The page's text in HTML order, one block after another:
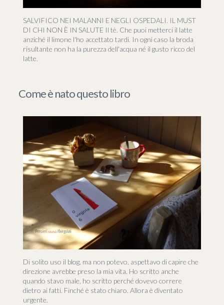
SALVIFICO NEI MALANNI E NEGLI OSPEDALI. IL MUST
DI CHI NON È IN SALUTE Il tè. Che puoi metterci il latte
anziché il limone l'ho accettato tardi. In ogni caso la broda
risultante non ha la purezza dell'acqua né il gusto ricco del
latte.
Come è nato questo libro
Di solito uso il blog, ma non potevo, aspettavo di capire che
direzione avrebbe preso la mia vita. Ho scritto anche
quando stavo male, ho scritto perché dovevo correre
dietro ai fatti. Finché è stato chiaro. Allora è diventato
urgente.